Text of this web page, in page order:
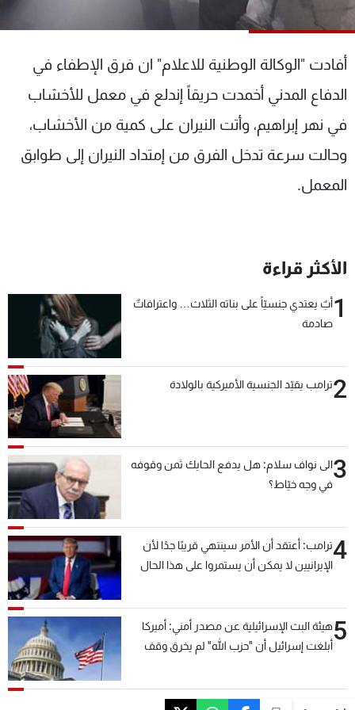
أفادت "الوكالة الوطنية للاعلام" ان فرق الإطفاء في
الدفاع المدني أخمدت حريقاً إندلع في معمل للأخشاب
في نهر إبراهيم، وأتت النيران على كمية من الأخشاب،
وحالت سرعة تدخل الفرق من إمتداد النيران إلى طوابق
المعمل.
الأكثر قراءة
1أبٌ يعتدي جنسيّاً على بناته الثلاث… واعترافاتٌ
صادمة
2ترامب يقيّد الجنسية الأميركية بالولادة
3الى نواف سلام: هل يدفع الحايك ثمن وقوفه
في وجه خيّاط؟
4ترامب: أعتقد أن الأمر سينتهي قريبًا جدًا لأن
الإيرانيين لا يمكن أن يستمروا على هذا الحال
5هيئة البث الإسرائيلية عن مصدر أمني: أميركا
أبلغت إسرائيل أن "حزب الله" لم يخرق وقف
شاهد البرامج
عن MTV
لاعلاناتكم
وظائف
تواصل معنا
شروط الإسـتخدام